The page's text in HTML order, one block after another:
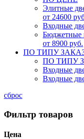
Элитные
от 24600
Входные
Бюджетные
от 8900 руб.
ПО ТИПУ
ПО ТИПУ
Входные
Входные
сброс
Фильтр товаров
Цена